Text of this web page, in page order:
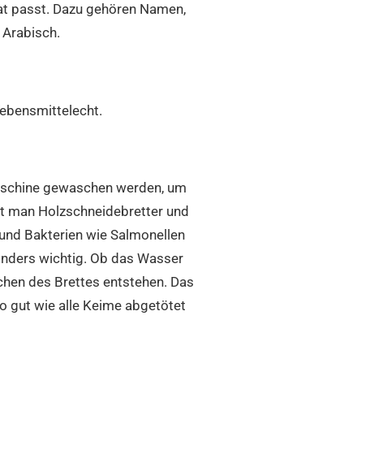
passt. Dazu gehören Namen,
gewaschen werden, um
man Holzschneidebretter und
Bakterien wie Salmonellen
wichtig. Ob das Wasser
des Brettes entstehen. Das
gut wie alle Keime abgetötet